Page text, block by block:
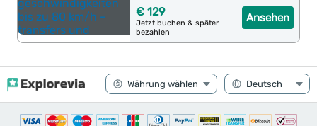
Ansehen
€ 129
Jetzt buchen & später
bezahlen